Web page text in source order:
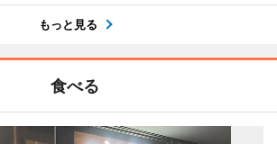
もっと見る
食べる